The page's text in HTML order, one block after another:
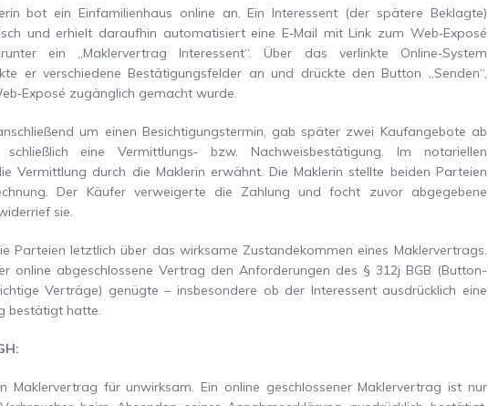
bot ein Einfamilienhaus online an. Ein Interessent (der spätere Beklagte)
und erhielt daraufhin automatisiert eine E‑Mail mit Link zum Web‑Exposé
ein „Maklervertrag Interessent“. Über das verlinkte Online‑System
er verschiedene Bestätigungsfelder an und drückte den Button „Senden“,
zugänglich gemacht wurde.
um einen Besichtigungstermin, gab später zwei Kaufangebote ab
schließlich eine Vermittlungs‑ bzw. Nachweisbestätigung. Im notariellen
Vermittlung durch die Maklerin erwähnt. Die Maklerin stellte beiden Parteien
Der Käufer verweigerte die Zahlung und focht zuvor abgegebene
sie.
Parteien letztlich über das wirksame Zustandekommen eines Maklervertrags.
online abgeschlossene Vertrag den Anforderungen des § 312j BGB (Button-
Verträge) genügte – insbesondere ob der Interessent ausdrücklich eine
bestätigt hatte.
Maklervertrag für unwirksam. Ein online geschlossener Maklervertrag ist nur